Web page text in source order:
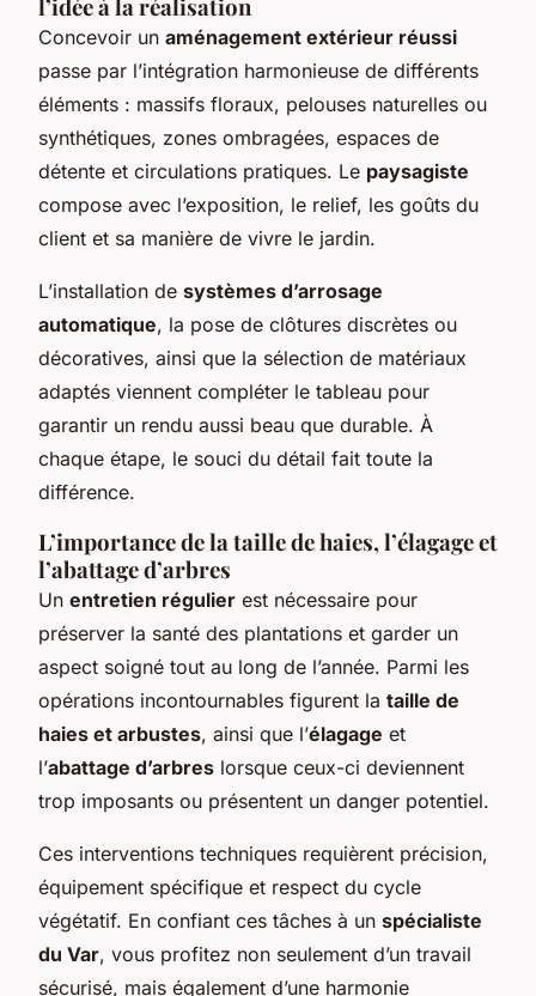
l’idée à la réalisation
Concevoir un aménagement extérieur réussi
passe par l’intégration harmonieuse de différents
éléments : massifs floraux, pelouses naturelles ou
synthétiques, zones ombragées, espaces de
détente et circulations pratiques. Le paysagiste
compose avec l’exposition, le relief, les goûts du
client et sa manière de vivre le jardin.
L’installation de systèmes d’arrosage
automatique, la pose de clôtures discrètes ou
décoratives, ainsi que la sélection de matériaux
adaptés viennent compléter le tableau pour
garantir un rendu aussi beau que durable. À
chaque étape, le souci du détail fait toute la
différence.
L’importance de la taille de haies, l’élagage et
l’abattage d’arbres
Un entretien régulier est nécessaire pour
préserver la santé des plantations et garder un
aspect soigné tout au long de l’année. Parmi les
opérations incontournables figurent la taille de
haies et arbustes, ainsi que l’élagage et
l’abattage d’arbres lorsque ceux-ci deviennent
trop imposants ou présentent un danger potentiel.
Ces interventions techniques requièrent précision,
équipement spécifique et respect du cycle
végétatif. En confiant ces tâches à un spécialiste
du Var, vous profitez non seulement d’un travail
sécurisé, mais également d’une harmonie